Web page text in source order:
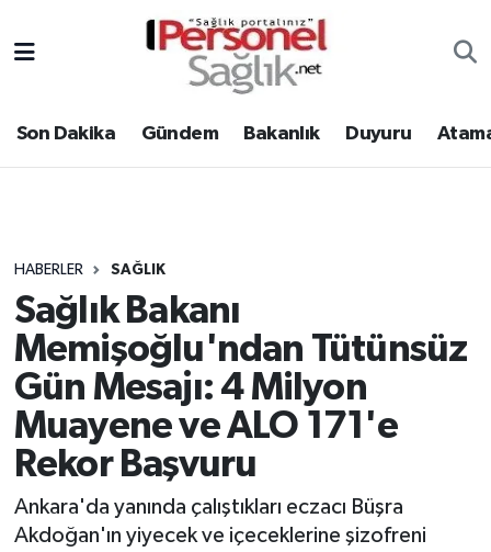
Son Dakika Gündem Bakanlık Duyuru
HABERLER SAĞLIK
Sağlık Bakanı
Memişoğlu'ndan Tütünsüz
Gün Mesajı: 4 Milyon
Muayene ve ALO 171'e
Rekor Başvuru
Ankara'da yanında çalıştıkları eczacı Büşra
Akdoğan'ın yiyecek ve içeceklerine şizofreni
Gündem
Atamalar
Mevzuat
Sendika
Kpss - Sınav
Nöbetçi Eczaneler
Hava Durumu
Tüm Manşetler
Son Dakika Haberleri
Haber Arşivi